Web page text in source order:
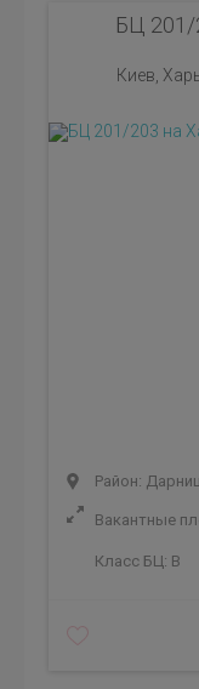
БЦ 201/
Киев,
Район:
Вакантные
Класс БЦ: B